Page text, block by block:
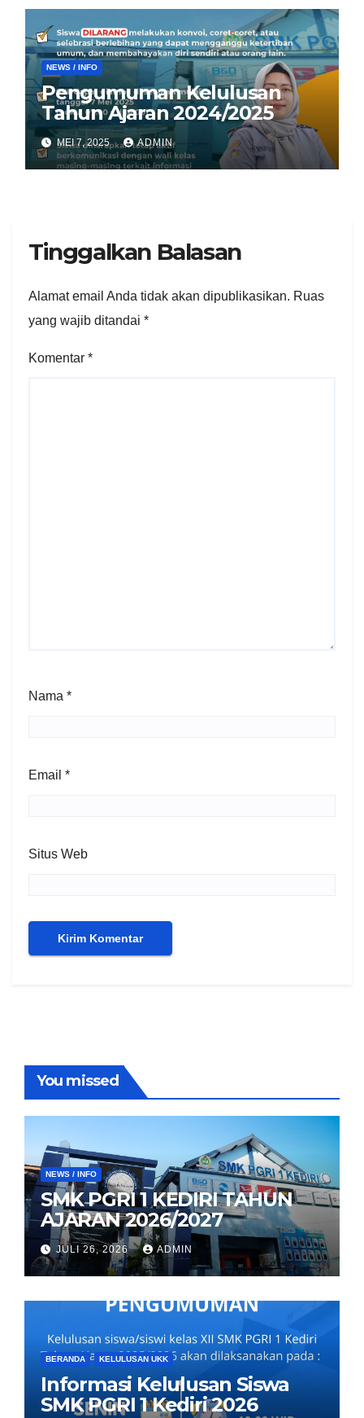
NEWS / INFO
Pengumuman Kelulusan
Tahun Ajaran 2024/2025
MEI 7, 2025 ADMIN
Tinggalkan Balasan
Alamat email Anda tidak akan dipublikasikan. Ruas
yang wajib ditandai *
Komentar *
Nama *
Email *
Situs Web
You missed
NEWS / INFO
SMK PGRI 1 KEDIRI TAHUN
AJARAN 2026/2027
JULI 26, 2026 ADMIN
BERANDA KELULUSAN UKK
Informasi Kelulusan Siswa
SMK PGRI 1 Kediri 2026